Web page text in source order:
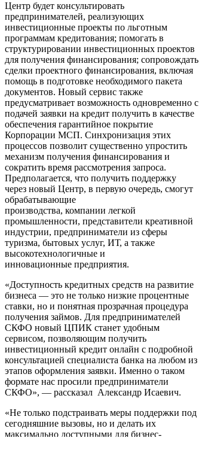
Центр будет консультировать
предпринимателей, реализующих
инвестиционные проекты по льготным
программам кредитования; помогать в
структурировании инвестиционных проектов
для получения финансирования; сопровождать
сделки проектного финансирования, включая
помощь в подготовке необходимого пакета
документов. Новый сервис также
предусматривает возможность одновременно с
подачей заявки на кредит получить в качестве
обеспечения гарантийное покрытие
Корпорации МСП. Синхронизация этих
процессов позволит существенно упростить
механизм получения финансирования и
сократить время рассмотрения запроса.
Предполагается, что получить поддержку
через новый Центр, в первую очередь, смогут
обрабатывающие
производства, компании легкой
промышленности, представители креативной
индустрии, предприниматели из сферы
туризма, бытовых услуг, ИТ, а также
высокотехнологичные и
инновационные предприятия.
«Доступность кредитных средств на развитие
бизнеса — это не только низкие процентные
ставки, но и понятная прозрачная процедура
получения займов. Для предпринимателей
СКФО новый ЦПИК станет удобным
сервисом, позволяющим получить
инвестиционный кредит онлайн с подробной
консультацией специалиста банка на любом из
этапов оформления заявки. Именно о таком
формате нас просили предприниматели
СКФО», — рассказал Александр Исаевич.
«Не только подстраивать меры поддержки под
сегодняшние вызовы, но и делать их
максимально доступными для бизнес-